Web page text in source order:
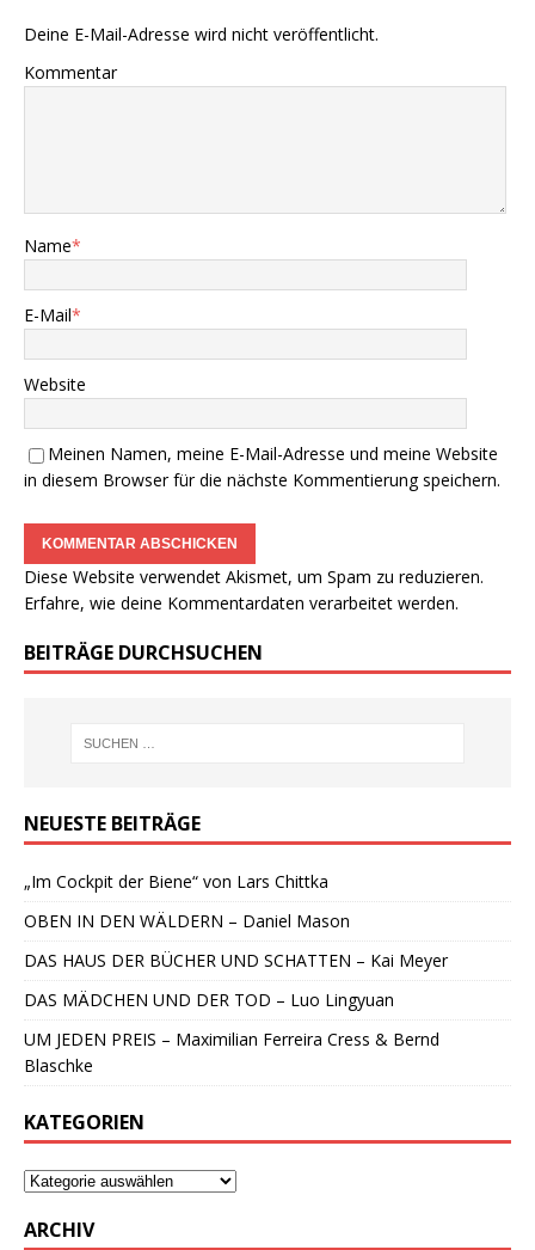
Deine E-Mail-Adresse wird nicht veröffentlicht.
Kommentar
Name*
E-Mail*
Website
Meinen Namen, meine E-Mail-Adresse und meine Website
in diesem Browser für die nächste Kommentierung speichern.
Diese Website verwendet Akismet, um Spam zu reduzieren.
Erfahre, wie deine Kommentardaten verarbeitet werden.
BEITRÄGE DURCHSUCHEN
NEUESTE BEITRÄGE
„Im Cockpit der Biene“ von Lars Chittka
OBEN IN DEN WÄLDERN – Daniel Mason
DAS HAUS DER BÜCHER UND SCHATTEN – Kai Meyer
DAS MÄDCHEN UND DER TOD – Luo Lingyuan
UM JEDEN PREIS – Maximilian Ferreira Cress & Bernd
Blaschke
KATEGORIEN
ARCHIV